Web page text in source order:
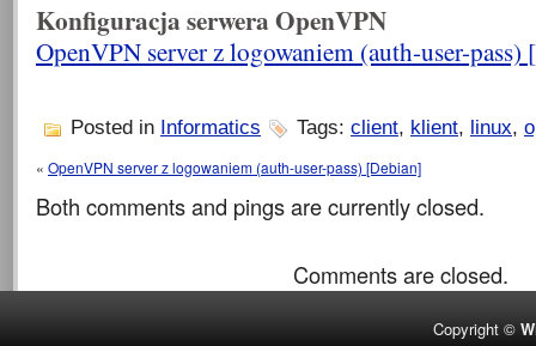
Konfiguracja serwera OpenVPN
OpenVPN server z logowaniem (auth-user-pass)
Posted in Informatics Tags: client, klient, linux,
« OpenVPN server z logowaniem (auth-user-pass) [Debian]
Both comments and pings are currently closed.
Comments are closed.
Copyright ©